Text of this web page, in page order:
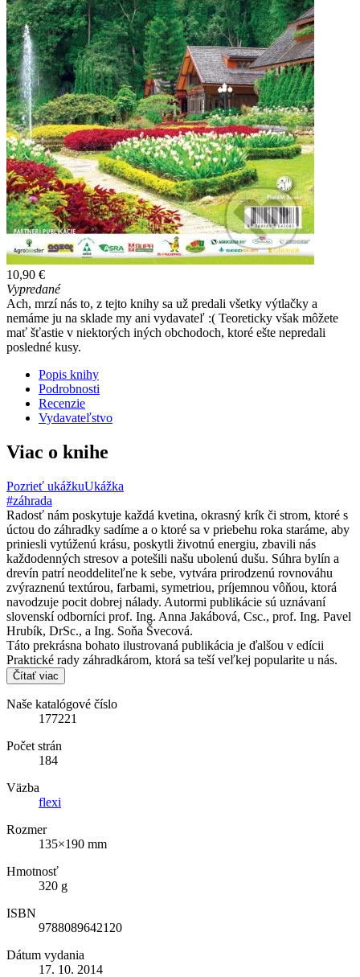
10,90 €
Vypredané
Ach, mrzí nás to, z tejto knihy sa už predali všetky výtlačky a
nemáme ju na sklade my ani vydavateľ :( Teoreticky však môžete
mať šťastie v niektorých iných obchodoch, ktoré ešte nepredali
posledné kusy.
Popis knihy
Podrobnosti
Recenzie
Vydavateľstvo
Viac o knihe
Pozrieť ukážkuUkážka
#záhrada
Radosť nám poskytuje každá kvetina, okrasný krík či strom, ktoré s
úctou do záhradky sadíme a o ktoré sa v priebehu roka staráme, aby
priniesli vytúženú krásu, poskytli životnú energiu, zbavili nás
každodenných stresov a potešili našu ubolenú dušu. Súhra bylín a
drevín patrí neoddeliteľne k sebe, vytvára prirodzenú rovnováhu
zvýraznenú textúrou, farbami, symetriou, príjemnou vôňou, ktorá
navodzuje pocit dobrej nálady. Autormi publikácie sú uznávaní
slovenskí odborníci prof. Ing. Anna Jakábová, Csc., prof. Ing. Pavel
Hrubík, DrSc., a Ing. Soňa Švecová.
Táto prekrásna bohato ilustrovaná publikácia je ďalšou v edícii
Praktické rady záhradkárom, ktorá sa teší veľkej popularite u nás.
Čítať viac
Naše katalógové číslo
177221
Počet strán
184
Väzba
flexi
Rozmer
135×190 mm
Hmotnosť
320 g
ISBN
9788089642120
Dátum vydania
17. 10. 2014